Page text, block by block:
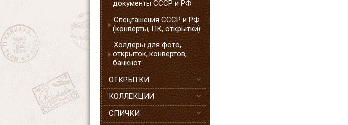
документы СССР и РФ
Спецгашения СССР и РФ
(конверты, ПК, открытки)
Холдеры для фото,
открыток, конвертов,
банкнот.
ОТКРЫТКИ
КОЛЛЕКЦИИ
СПИЧКИ